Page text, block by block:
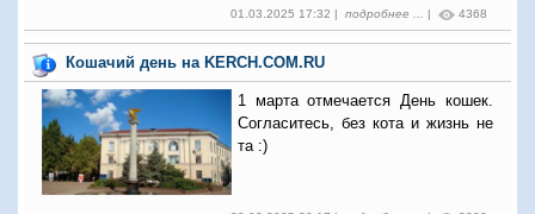
01.03.2025 17:32 | подробнее ... | 4368
Кошачий день на KERCH.COM.RU
1 марта отмечается День кошек.
Согласитесь, без кота и жизнь не
та :)